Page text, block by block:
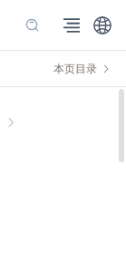
本页目录